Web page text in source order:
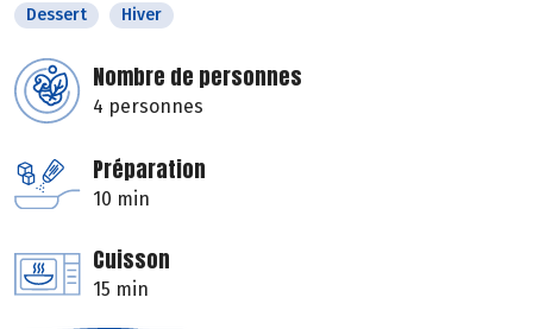
Dessert Hiver
Nombre de personnes
4 personnes
Préparation
10 min
Cuisson
15 min